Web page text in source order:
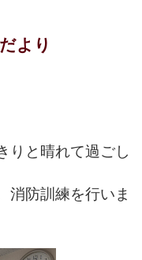
より
りと晴れて過ごし
消防訓練を行いま